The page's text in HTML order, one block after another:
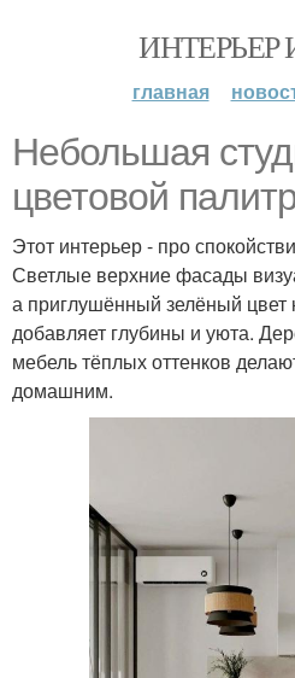
ИНТЕРЬЕР
главная
Небольшая
цветовой
Этот интерьер - про
Светлые верхние фасады
а приглушённый зелёный
добавляет глубины и уюта.
мебель тёплых оттенков
домашним.